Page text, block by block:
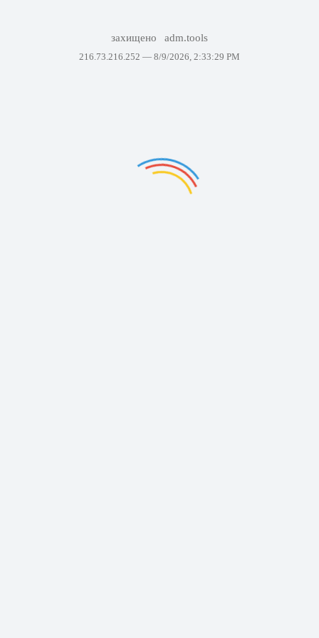
захищено adm.tools
216.73.216.252 — 8/9/2026, 2:33:29 PM